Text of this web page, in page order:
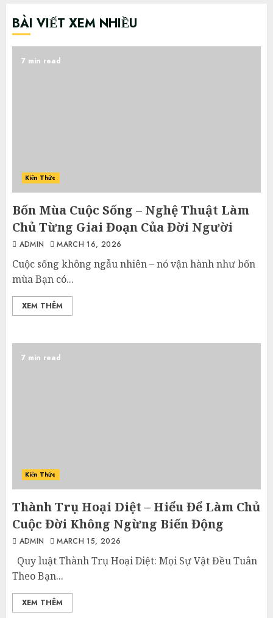
BÀI VIẾT XEM NHIỀU
7 min read
Kiến Thức
Bốn Mùa Cuộc Sống – Nghệ Thuật Làm
Chủ Từng Giai Đoạn Của Đời Người
ADMIN MARCH 16, 2026
Cuộc sống không ngẫu nhiên – nó vận hành như bốn
mùa Bạn có...
XEM THÊM
7 min read
Kiến Thức
Thành Trụ Hoại Diệt – Hiểu Để Làm Chủ
Cuộc Đời Không Ngừng Biến Động
ADMIN MARCH 15, 2026
Quy luật Thành Trụ Hoại Diệt: Mọi Sự Vật Đều Tuân
Theo Bạn...
XEM THÊM